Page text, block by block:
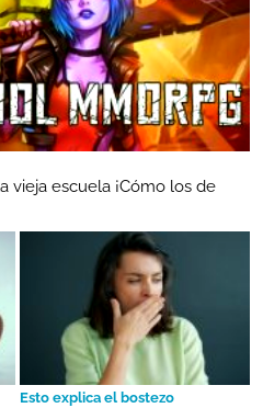
vieja escuela ¡Cómo los de
Esto explica el bostezo